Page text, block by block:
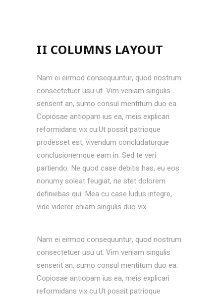
II COLUMNS LAYOUT
Nam ei eirmod consequuntur, quod nostrum
consectetuer usu ut. Vim veniam singulis
senserit an, sumo consul mentitum duo ea.
Copiosae antiopam ius ea, meis explicari
reformidans vix cu.Ut possit patrioque
prodesset est, vivendum concludaturque
conclusionemque eam in. Sed te veri
partiendo. Ne quod case debitis has, eu eos
nonumy soleat feugiat, ne stet dolorem
definiebas qui. Mea cu case ludus integre,
vide viderer eniam singulis duo vix.
Nam ei eirmod consequuntur, quod nostrum
consectetuer usu ut. Vim veniam singulis
senserit an, sumo consul mentitum duo ea.
Copiosae antiopam ius ea, meis explicari
reformidans vix cu.Ut possit patrioque